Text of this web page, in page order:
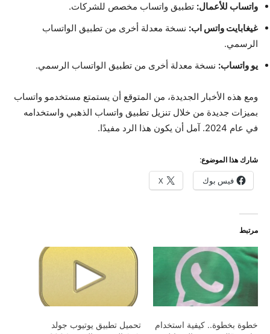
واتساب للأعمال: تطبيق واتساب مخصص للشركات.
غيغابايت واتس اب: نسخة معدلة أخرى من تطبيق الواتساب
الرسمي.
يو واتساب: نسخة معدلة أخرى من تطبيق الواتساب الرسمي.
ومع هذه الأخبار الجديدة، من المتوقع أن يستمتع مستخدمو واتساب
بميزات جديدة من خلال تنزيل تطبيق واتساب الذهبي واستخدامه
في عام 2024. آمل أن يكون هذا الرد مفيدًا.
شارك هذا الموضوع:
فيس بوك X
مرتبط
خطوة بخطوة.. كيفية استخدام
تحميل تطبيق يوتيوب جولد